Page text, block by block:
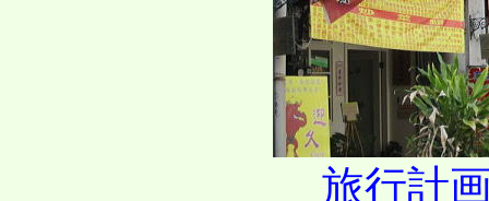
旅行計